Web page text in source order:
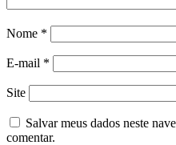
Nome *
E-mail *
Site
Salvar meus dados neste
comentar.